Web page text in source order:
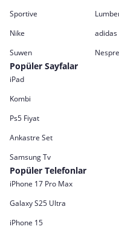
Sportive
Nike
adidas
Suwen
Popüler Sayfalar
iPad
Kombi
Ps5 Fiyat
Ankastre Set
Samsung Tv
Popüler Telefonlar
iPhone 17 Pro Max
Galaxy S25 Ultra
iPhone 15